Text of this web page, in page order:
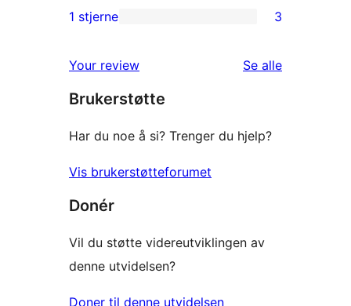
reviews
2-
reviews
star
reviews
1 stjerne 3
Your review Se alleomtalene
Brukerstøtte
Har du noe å si? Trenger du hjelp?
Vis brukerstøtteforumet
Donér
Vil du støtte videreutviklingen av
denne utvidelsen?
Doner til denne utvidelsen